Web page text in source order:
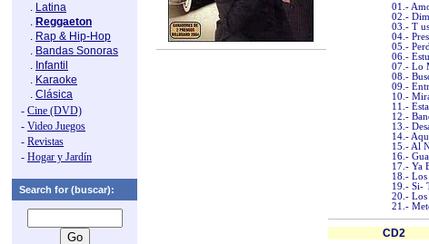
. Latina
. Reggaeton
. Rap & Hip-Hop
. Bandas Sonoras
. Infantil
. Karaoke
. Clásica
- Cine (DVD)
- Video Juegos
- Revistas
- Hogar y Jardín
Search for (buscar):
01.-
02.-
03.- T
04.-
05.-
06.-
07.- Lo
08.-
09.-
10.-
11.-
12.-
13.-
14.-
15.- Al
16.-
17.- Ya
18.- Los
19.- Si-
20.- Los
21.-
CD2